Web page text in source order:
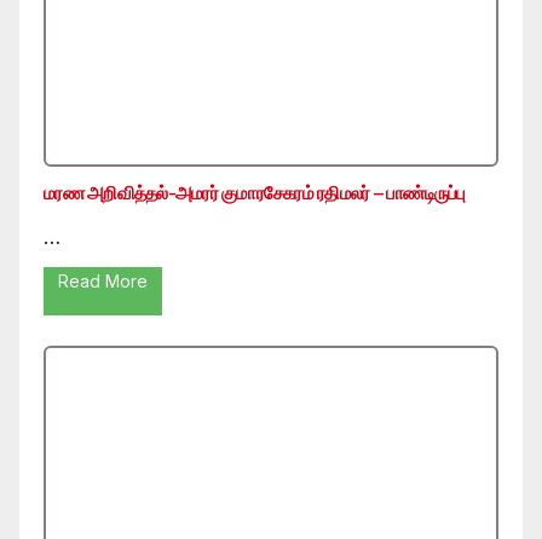
மரண அறிவித்தல்-அமரர் குமாரசேகரம் ரதிமலர் – பாண்டிருப்பு
…
Read More